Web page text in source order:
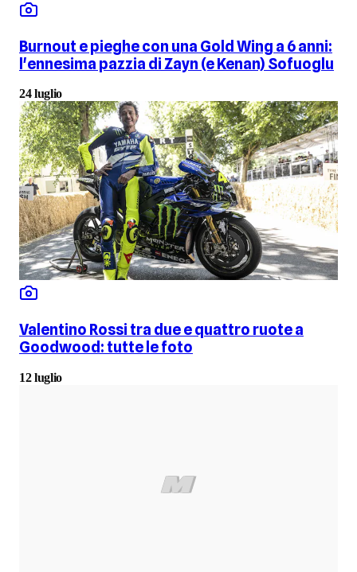
Burnout e pieghe con una Gold Wing a 6 anni:
l'ennesima pazzia di Zayn (e Kenan) Sofuoglu
24 luglio
Valentino Rossi tra due e quattro ruote a
Goodwood: tutte le foto
12 luglio